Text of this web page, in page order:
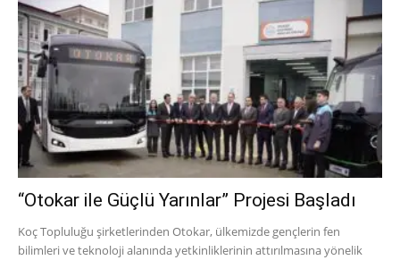
“Otokar ile Güçlü Yarınlar” Projesi Başladı
Koç Topluluğu şirketlerinden Otokar, ülkemizde gençlerin fen
bilimleri ve teknoloji alanında yetkinliklerinin attırılmasına yönelik